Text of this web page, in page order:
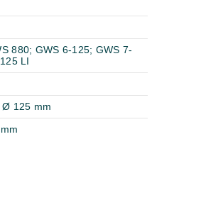
880; GWS 6-125; GWS 7-
LI
Ø 125 mm